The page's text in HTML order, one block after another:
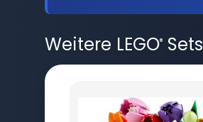
Weitere LEGO®Sets